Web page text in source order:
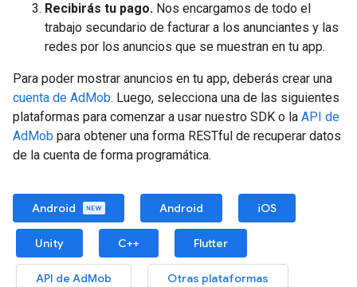
Recibirás tu pago. Nos encargamos de todo el
trabajo secundario de facturar a los anunciantes y las
redes por los anuncios que se muestran en tu app.
Para poder mostrar anuncios en tu app, deberás crear una
cuenta de AdMob. Luego, selecciona una de las siguientes
plataformas para comenzar a usar nuestro SDK o la API de
AdMob para obtener una forma RESTful de recuperar datos
de la cuenta de forma programática.
Android Android iOS
Unity C++ Flutter
API de AdMob Otras plataformas